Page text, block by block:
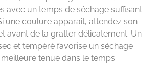
avec un temps de séchage suffisant
une coulure apparaît, attendez son
avant de la gratter délicatement. Un
et tempéré favorise un séchage
tenue dans le temps.